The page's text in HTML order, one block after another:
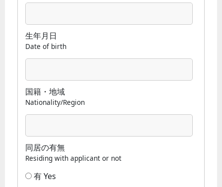
生年月日
Date of birth
国籍・地域
Nationality/Region
同居の有無
Residing with applicant or not
有 Yes